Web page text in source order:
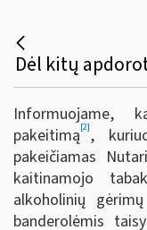
Informuojame,
pakeitimą[2],
pakeičiamas
kaitinamojo
alkoholinių
banderolėmis